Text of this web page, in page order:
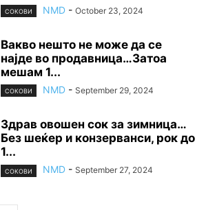
СОКОВИ NMD - October 23, 2024
Вакво нешто не може да се
најде во продавница…Затоа
мешам 1...
СОКОВИ NMD - September 29, 2024
Здрав овошен сок за зимница…
Без шеќер и конзерванси, рок до
1...
СОКОВИ NMD - September 27, 2024